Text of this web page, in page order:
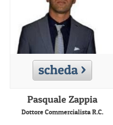
Pasquale Zappia
Dottore Commercialista R.C.